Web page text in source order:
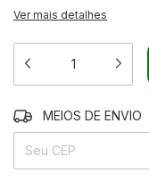
Ver mais detalhes
MEIOS DE ENVIO